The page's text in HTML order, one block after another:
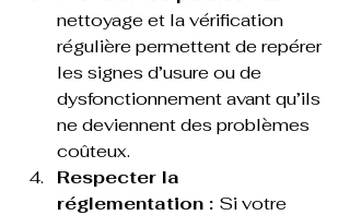
nettoyage et la vérification
régulière permettent de repérer
les signes d’usure ou de
dysfonctionnement avant qu’ils
ne deviennent des problèmes
coûteux.
Respecter la
réglementation : Si votre